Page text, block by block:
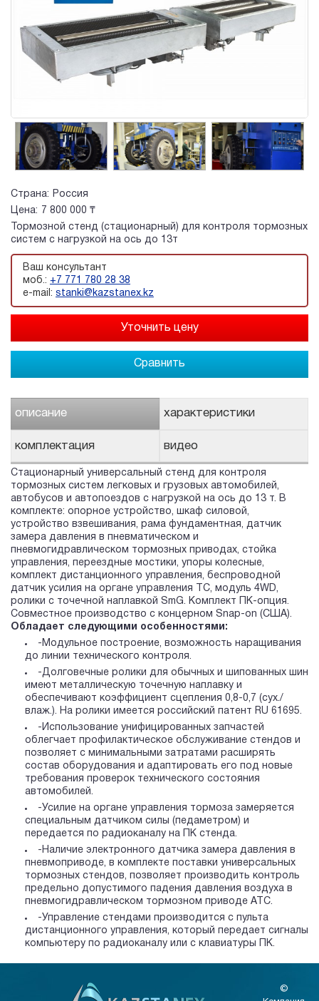
Страна:
Россия
Цена:
7 800 000 ₸
Тормозной стенд (стационарный) для контроля тормозных
систем с нагрузкой на ось до 13т
Ваш консультант
моб.: +7 771 780 28 38
e-mail: stanki@kazstanex.kz
Сравнить
описание характеристики
комплектация видео
Стационарный универсальный стенд для контроля
тормозных систем легковых и грузовых автомобилей,
автобусов и автопоездов с нагрузкой на ось до 13 т. В
комплекте: опорное устройство, шкаф силовой,
устройство взвешивания, рама фундаментная, датчик
замера давления в пневматическом и
пневмогидравлическом тормозных приводах, стойка
управления, переездные мостики, упоры колесные,
комплект дистанционного управления, беспроводной
датчик усилия на органе управления ТС, модуль 4WD,
ролики с точечной наплавкой SmG. Комплект ПК-опция.
Cовместное производство с концерном Snap-on (США).
Обладает следующими особенностями:
-Модульное построение, возможность наращивания
до линии технического контроля.
-Долговечные ролики для обычных и шипованных шин
имеют металлическую точечную наплавку и
обеспечивают коэффициент сцепления 0,8-0,7 (сух./
влаж.). На ролики имеется российский патент RU 61695.
-Использование унифицированных запчастей
облегчает профилактическое обслуживание стендов и
позволяет с минимальными затратами расширять
состав оборудования и адаптировать его под новые
требования проверок технического состояния
автомобилей.
-Усилие на органе управления тормоза замеряется
специальным датчиком силы (педаметром) и
передается по радиоканалу на ПК стенда.
-Наличие электронного датчика замера давления в
пневмоприводе, в комплекте поставки универсальных
тормозных стендов, позволяет производить контроль
предельно допустимого падения давления воздуха в
пневмогидравлическом тормозном приводе АТС.
-Управление стендами производится с пульта
дистанционного управления, который передает сигналы
компьютеру по радиоканалу или с клавиатуры ПК.
©